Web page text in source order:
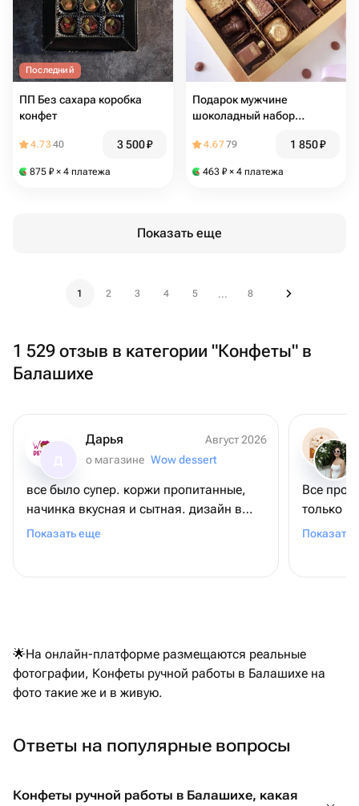
Последний
ПП Без сахара коробка
конфет
4.7340 3 500₽
875 ₽ × 4 платежа
Подарок мужчине
шоколадный набор
работы
4.6779 1 850₽
463 ₽ × 4 платежа
Показать еще
1 2 3 4 5 ... 8
1 529 отзыв в категории "Конфеты" в
Балашихе
Дарья
Август 2026
о магазине Wow dessert
все было супер. коржи пропитанные,
начинка вкусная и сытная. дизайн в
жизни очень удивил! гости были
Показать еще
Все
только в
очень
Показать
🌟На онлайн-платформе размещаются реальные
фотографии, Конфеты ручной работы в Балашихе на
фото такие же и в живую.
Ответы на популярные вопросы
Конфеты ручной работы в Балашихе, какая